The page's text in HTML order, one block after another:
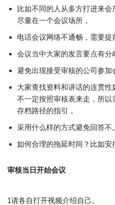
比如不同的人从多方打进来
尽量在一个会议场所，
电话会议网络不通畅，需要提
会议当中大家的发言要点有分
避免出现接受审核的公司参加
大家查找资料和讲话的连贯
不一定按照审核表来走，所
存档路径的指引，
采用什么样的方式避免回答不
如何合理的拖延时间？比如安
审核当日开始会议
1请各自打开视频介绍自己。